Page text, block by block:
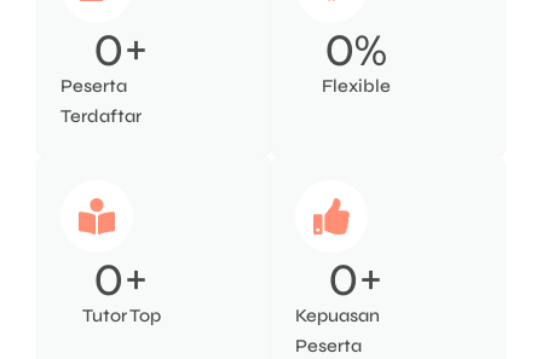
Peserta
Terdaftar
0+
Flexible
0%
Tutor Top
0+
Kepuasan
Peserta
0+